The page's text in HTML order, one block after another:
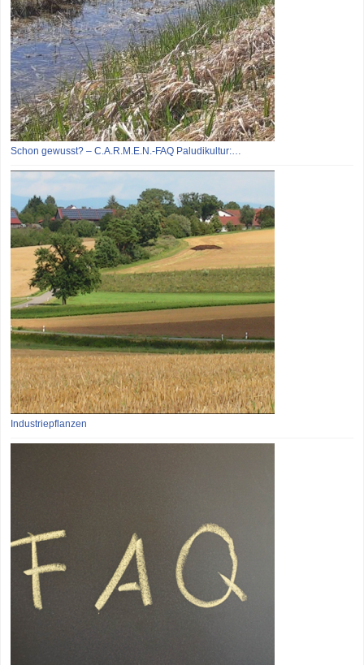
Schon gewusst? – C.A.R.M.E.N.-FAQ Paludikultur:…
Industriepflanzen